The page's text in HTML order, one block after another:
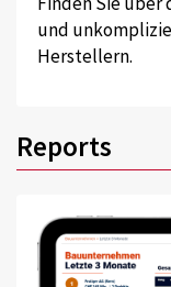
und
Herstellern.
Reports